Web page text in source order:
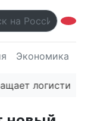
Экономика